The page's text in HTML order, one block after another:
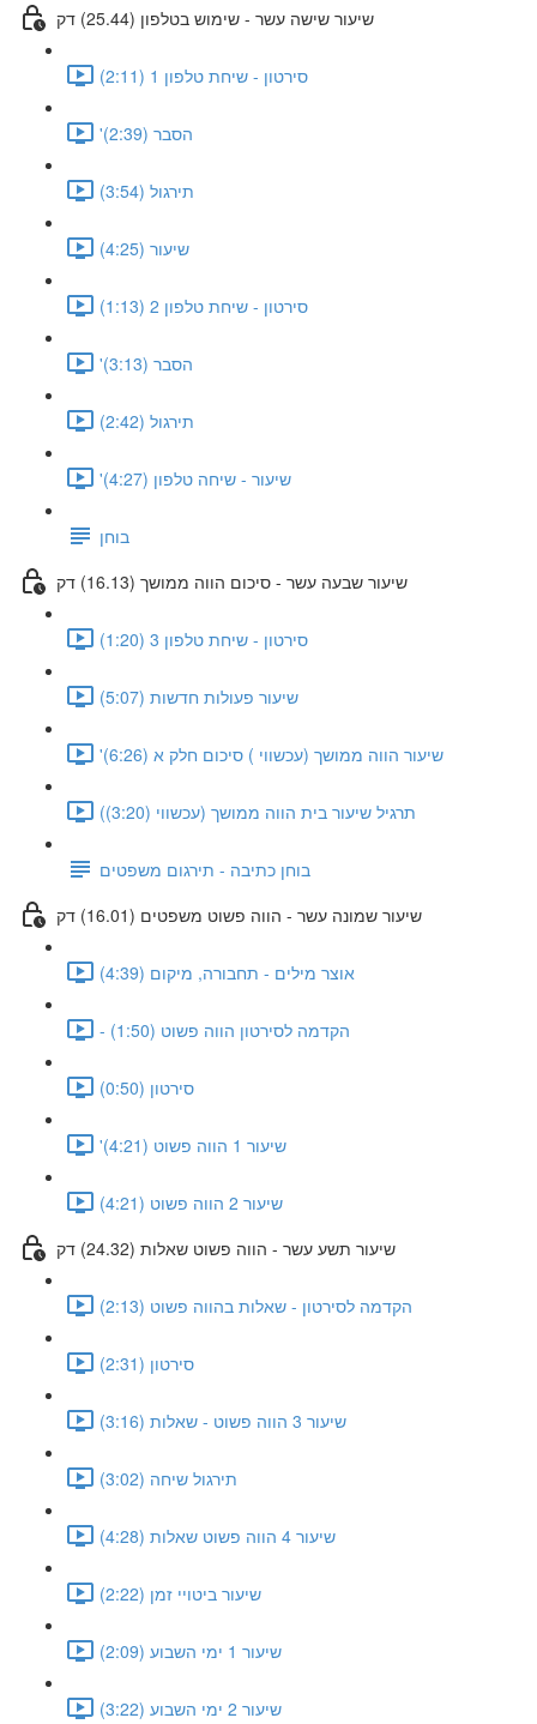
שיעור שישה עשר - שימוש בטלפון (25.44) דק
סירטון - שיחת טלפון 1 (2:11)
'הסבר (2:39)
תירגול (3:54)
שיעור (4:25)
סירטון - שיחת טלפון 2 (1:13)
'הסבר (3:13)
תירגול (2:42)
'שיעור - שיחה טלפון (4:27)
בוחן
שיעור שבעה עשר - סיכום הווה ממושך (16.13) דק
סירטון - שיחת טלפון 3 (1:20)
שיעור פעולות חדשות (5:07)
'שיעור הווה ממושך (עכשווי ) סיכום חלק א (6:26)
(תרגיל שיעור בית הווה ממושך (עכשווי (3:20)
בוחן כתיבה - תירגום משפטים
שיעור שמונה עשר - הווה פשוט משפטים (16.01) דק
אוצר מילים - תחבורה, מיקום (4:39)
- הקדמה לסירטון הווה פשוט (1:50)
סירטון (0:50)
'שיעור 1 הווה פשוט (4:21)
שיעור 2 הווה פשוט (4:21)
שיעור תשע עשר - הווה פשוט שאלות (24.32) דק
הקדמה לסירטון - שאלות בהווה פשוט (2:13)
סירטון (2:31)
שיעור 3 הווה פשוט - שאלות (3:16)
תירגול שיחה (3:02)
שיעור 4 הווה פשוט שאלות (4:28)
שיעור ביטויי זמן (2:22)
שיעור 1 ימי השבוע (2:09)
שיעור 2 ימי השבוע (3:22)